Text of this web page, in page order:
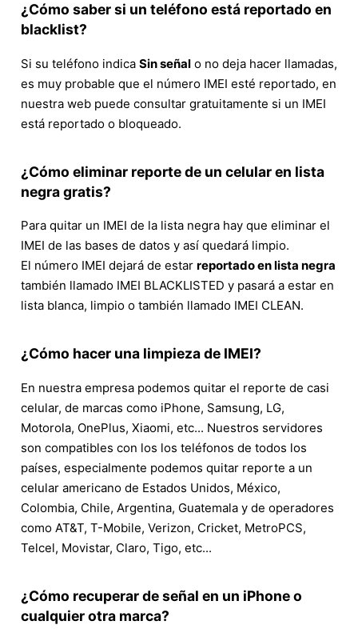
¿Cómo saber si un teléfono está reportado en
blacklist?
Si su teléfono indica Sin señal o no deja hacer llamadas,
es muy probable que el número IMEI esté reportado, en
nuestra web puede consultar gratuitamente si un IMEI
está reportado o bloqueado.
¿Cómo eliminar reporte de un celular en lista
negra gratis?
Para quitar un IMEI de la lista negra hay que eliminar el
IMEI de las bases de datos y así quedará limpio.
El número IMEI dejará de estar reportado en lista negra
también llamado IMEI BLACKLISTED y pasará a estar en
lista blanca, limpio o también llamado IMEI CLEAN.
¿Cómo hacer una limpieza de IMEI?
En nuestra empresa podemos quitar el reporte de casi
celular, de marcas como iPhone, Samsung, LG,
Motorola, OnePlus, Xiaomi, etc... Nuestros servidores
son compatibles con los los teléfonos de todos los
países, especialmente podemos quitar reporte a un
celular americano de Estados Unidos, México,
Colombia, Chile, Argentina, Guatemala y de operadores
como AT&T, T-Mobile, Verizon, Cricket, MetroPCS,
Telcel, Movistar, Claro, Tigo, etc...
¿Cómo recuperar de señal en un iPhone o
cualquier otra marca?